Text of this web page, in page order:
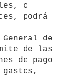
o
podrá
de
de las
de pago